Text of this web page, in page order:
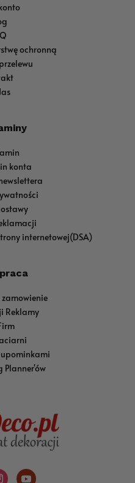
ochronną
konta
internetowej(DSA)
Reklamy
Planner'ów